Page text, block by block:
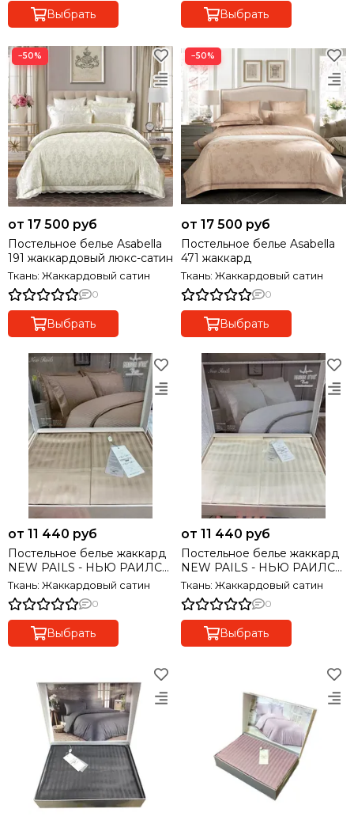
Выбрать Выбрать
−50%
от 17 500 руб
Постельное белье Asabella
191 жаккардовый люкс-сатин
Ткань: Жаккардовый сатин
0
Выбрать
−50%
от 17 500 руб
Постельное белье Asabella
471 жаккард
Ткань: Жаккардовый сатин
0
Выбрать
от 11 440 руб
Постельное белье жаккард
NEW PAILS - НЬЮ РАИЛС
бежевый MAISON D'OR
Турция
Ткань: Жаккардовый сатин
0
Выбрать
от 11 440 руб
Постельное белье жаккард
NEW PAILS - НЬЮ РАИЛС
кремовый MAISON D'OR
Турция
Ткань: Жаккардовый сатин
0
Выбрать